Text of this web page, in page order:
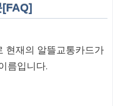
[FAQ]
현재의 알뜰교통카드가
름입니다.